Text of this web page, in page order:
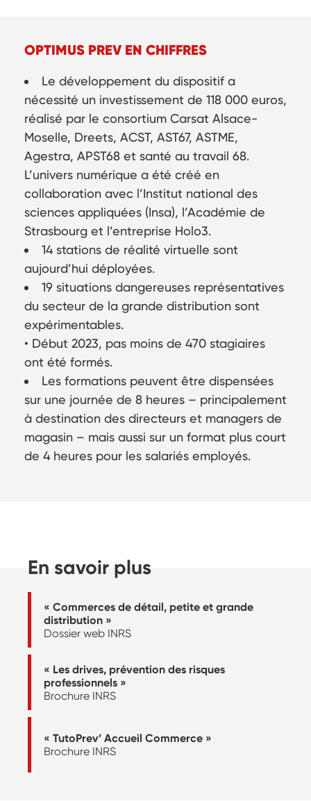
OPTIMUS PREV EN CHIFFRES
Le développement du dispositif a
nécessité un investissement de 118 000 euros,
réalisé par le consortium Carsat Alsace-
Moselle, Dreets, ACST, AST67, ASTME,
Agestra, APST68 et santé au travail 68.
L’univers numérique a été créé en
collaboration avec l’Institut national des
sciences appliquées (Insa), l’Académie de
Strasbourg et l’entreprise Holo3.
14 stations de réalité virtuelle sont
aujourd’hui déployées.
19 situations dangereuses représentatives
du secteur de la grande distribution sont
expérimentables.
• Début 2023, pas moins de 470 stagiaires
ont été formés.
Les formations peuvent être dispensées
sur une journée de 8 heures – principalement
à destination des directeurs et managers de
magasin – mais aussi sur un format plus court
de 4 heures pour les salariés employés.
En savoir plus
« Commerces de détail, petite et grande
distribution »
Dossier web INRS
« Les drives, prévention des risques
professionnels »
Brochure INRS
« TutoPrev’ Accueil Commerce »
Brochure INRS